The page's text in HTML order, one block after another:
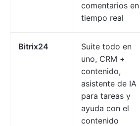
comentarios en
tiempo real
Bitrix24
Suite todo en
uno, CRM +
contenido,
asistente de IA
para tareas y
ayuda con el
contenido